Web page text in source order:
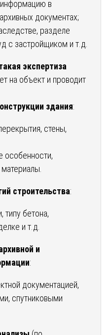
информацию в
документах;
разделе
с застройщиком и т.д.
экспертиза
на объект и проводит
здания:
стены,
особенности,
строительства:
типу бетона,
и т.д.
и
:
документацией,
спутниковыми